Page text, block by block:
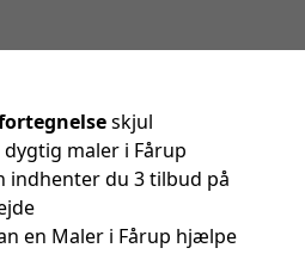
skjul
dygtig maler i Fårup
indhenter du 3 tilbud på
en Maler i Fårup hjælpe